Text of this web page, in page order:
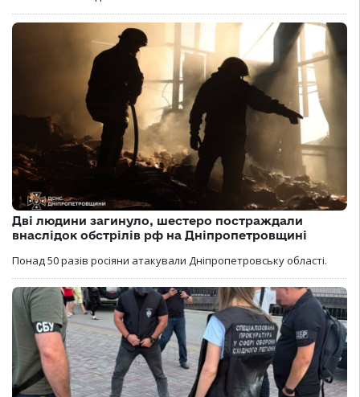
Дві людини загинуло, шестеро постраждали
внаслідок обстрілів рф на Дніпропетровщині
Понад 50 разів росіяни атакували Дніпропетровську області.